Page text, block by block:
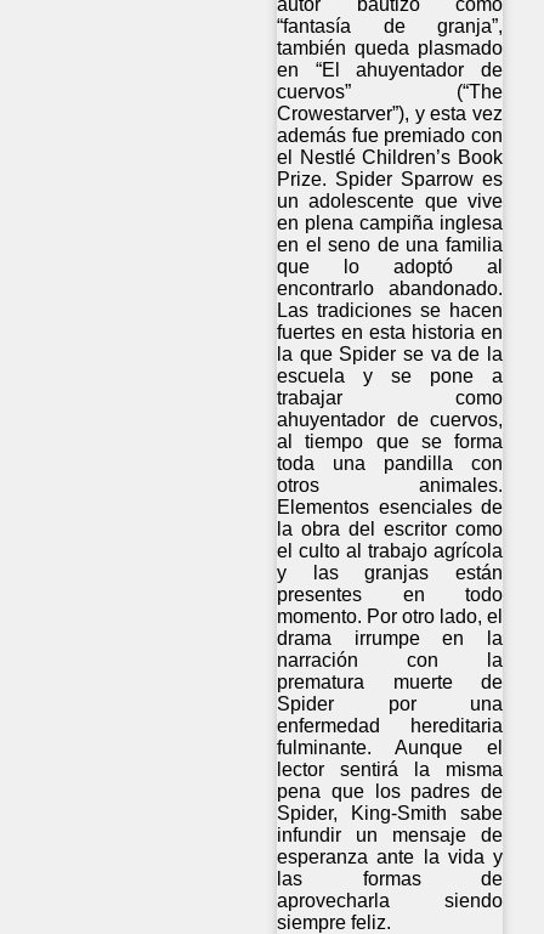
“fantasía de granja”,
también queda plasmado
en “El ahuyentador de
cuervos” (“The
Crowestarver”), y esta vez
además fue premiado con
el Nestlé Children’s Book
Prize. Spider Sparrow es
un adolescente que vive
en plena campiña inglesa
en el seno de una familia
que lo adoptó al
encontrarlo abandonado.
Las tradiciones se hacen
fuertes en esta historia en
la que Spider se va de la
escuela y se pone a
trabajar como
ahuyentador de cuervos,
al tiempo que se forma
toda una pandilla con
otros animales.
Elementos esenciales de
la obra del escritor como
el culto al trabajo agrícola
y las granjas están
presentes en todo
momento. Por otro lado, el
drama irrumpe en la
narración con la
prematura muerte de
Spider por una
enfermedad hereditaria
fulminante. Aunque el
lector sentirá la misma
pena que los padres de
Spider, King-Smith sabe
infundir un mensaje de
esperanza ante la vida y
las formas de
aprovecharla siendo
siempre feliz.